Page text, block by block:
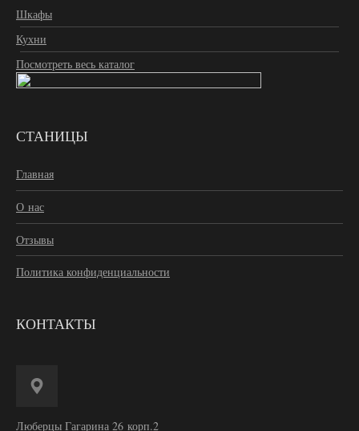
Шкафы
Кухни
Посмотреть весь каталог
СТАНИЦЫ
Главная
О нас
Отзывы
Политика конфиденциальности
КОНТАКТЫ
Люберцы Гагарина 26 корп.2